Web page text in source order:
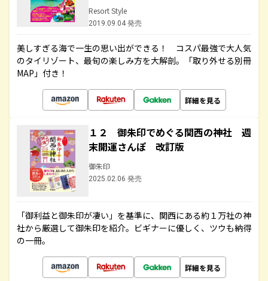
Resort Style
2019.09.04 発売
美しすぎる海で一生の思い出ができる！ コスパ最強で大人気
のタイリゾート、最旬の楽しみ方を大解剖。「取り外せる別冊
MAP」付き！
詳細を見る
１２ 御朱印でめぐる関西の神社 週
末開運さんぽ 改訂版
御朱印
2025.02.06 発売
「御利益と御朱印が凄い」を基準に、関西にある約１万社の神
社から厳選して御朱印を紹介。ビギナーに優しく、ツウも納得
の一冊。
詳細を見る